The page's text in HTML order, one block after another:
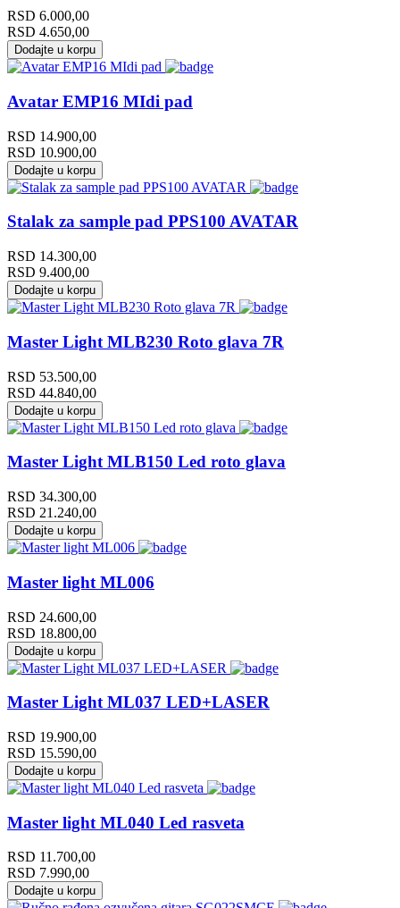
RSD 6.000,00
RSD 4.650,00
Dodajte u korpu
Avatar EMP16 MIdi pad
RSD 14.900,00
RSD 10.900,00
Dodajte u korpu
Stalak za sample pad PPS100 AVATAR
RSD 14.300,00
RSD 9.400,00
Dodajte u korpu
Master Light MLB230 Roto glava 7R
RSD 53.500,00
RSD 44.840,00
Dodajte u korpu
Master Light MLB150 Led roto glava
RSD 34.300,00
RSD 21.240,00
Dodajte u korpu
Master light ML006
RSD 24.600,00
RSD 18.800,00
Dodajte u korpu
Master Light ML037 LED+LASER
RSD 19.900,00
RSD 15.590,00
Dodajte u korpu
Master light ML040 Led rasveta
RSD 11.700,00
RSD 7.990,00
Dodajte u korpu